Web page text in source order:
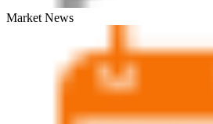
Market News